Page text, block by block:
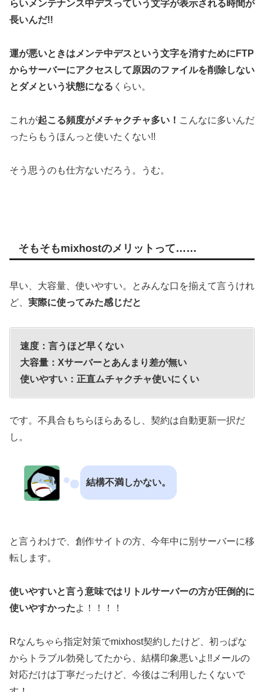
らいメンテナンス中デスっていう文字が表示される時間が
長いんだ!!
運が悪いときはメンテ中デスという文字を消すためにFTP
からサーバーにアクセスして原因のファイルを削除しない
とダメという状態になる くらい。
これが起こる頻度がメチャクチャ多い！ こんなに多いんだ
ったらもうほんっと使いたくない!!
そう思うのも仕方ないだろう。うむ。
そもそもmixhostのメリットって……
早い、大容量、使いやすい。とみんな口を揃えて言うけれ
ど、 実際に使ってみた感じだと
速度：言うほど早くない
大容量：Xサーバーとあんまり差が無い
使いやすい：正直ムチャクチャ使いにくい
です。不具合もちらほらあるし、契約は自動更新一択だ
し。
結構不満しかない。
と言うわけで、創作サイトの方、今年中に別サーバーに移
転します。
使いやすいと言う意味ではリトルサーバーの方が圧倒的に
使いやすかったよ！！！！
Rなんちゃら指定対策でmixhost契約したけど、初っぱな
からトラブル勃発してたから、結構印象悪いよ!!メールの
対応だけは丁寧だったけど、今後はご利用したくないで